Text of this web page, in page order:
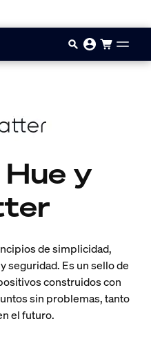
y
de simplicidad,
seguridad. Es un sello de
construidos con
sin problemas, tanto
el futuro.